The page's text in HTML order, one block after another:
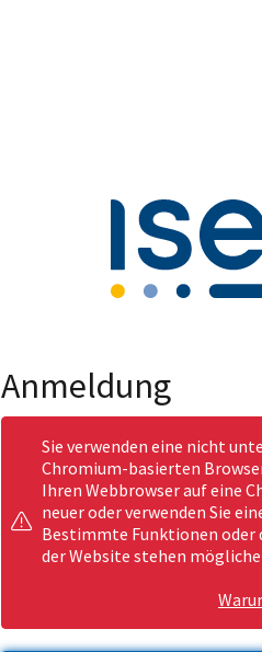
Anmeldung
Sie verwenden eine nicht
Chromium-basierten
Ihren Webbrowser auf eine
neuer oder verwenden Sie
Bestimmte Funktionen
der Website stehen